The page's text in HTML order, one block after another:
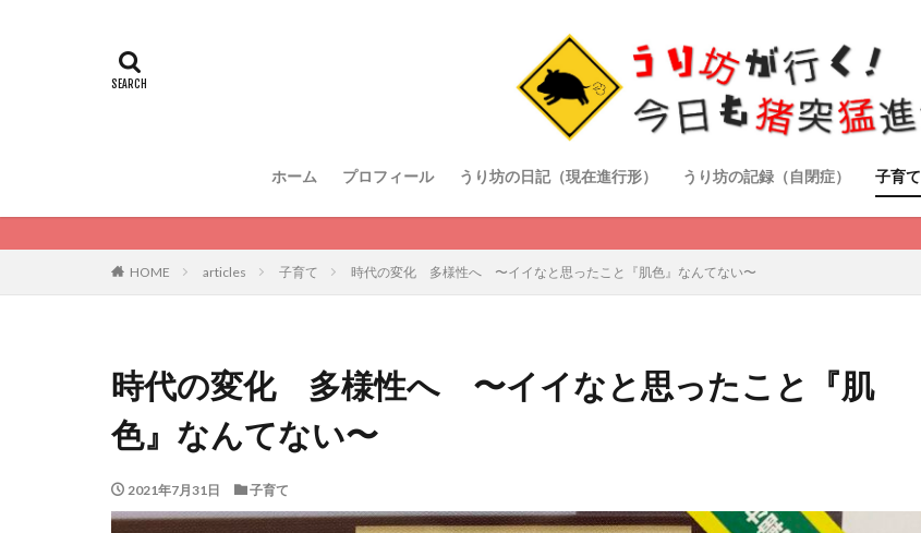
ホーム プロフィール うり坊の日記（現在進行形） うり坊の記録（自閉症） 子育て
HOME articles 子育て 時代の変化 多様性へ 〜イイなと思ったこと『肌色』なんてない〜
時代の変化 多様性へ 〜イイなと思ったこと『肌
色』なんてない〜
2021年7月31日 子育て